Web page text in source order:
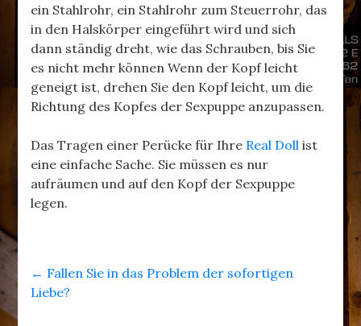
ein Stahlrohr, ein Stahlrohr zum Steuerrohr, das
in den Halskörper eingeführt wird und sich
dann ständig dreht, wie das Schrauben, bis Sie
es nicht mehr können Wenn der Kopf leicht
geneigt ist, drehen Sie den Kopf leicht, um die
Richtung des Kopfes der Sexpuppe anzupassen.
Das Tragen einer Perücke für Ihre Real Doll ist
eine einfache Sache. Sie müssen es nur
aufräumen und auf den Kopf der Sexpuppe
legen.
← Fallen Sie in das Problem der sofortigen
Liebe?